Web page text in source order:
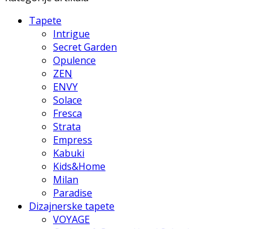
Tapete
Intrigue
Secret Garden
Opulence
ZEN
ENVY
Solace
Fresca
Strata
Empress
Kabuki
Kids&Home
Milan
Paradise
Dizajnerske tapete
VOYAGE